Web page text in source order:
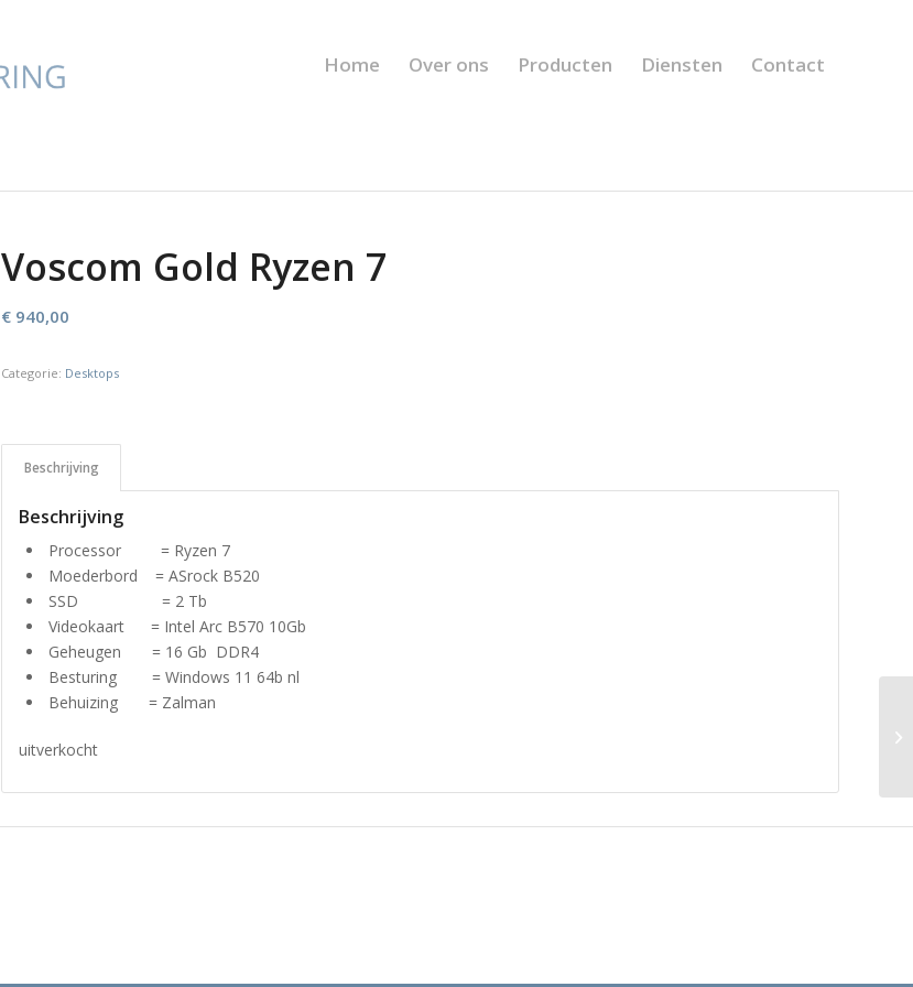
Home Over ons Producten Diensten Contact
Voscom Gold Ryzen 7
€ 940,00
Categorie: Desktops
Beschrijving
Beschrijving
Processor = Ryzen 7
Moederbord = ASrock B520
SSD = 2 Tb
Videokaart = Intel Arc B570 10Gb
Geheugen = 16 Gb DDR4
Besturing = Windows 11 64b nl
Behuizing = Zalman
uitverkocht